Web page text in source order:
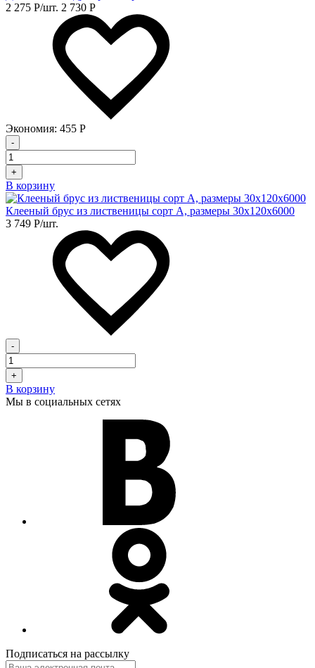
2 275 Р/шт. 2 730 Р
Экономия: 455 Р
-
+
В корзину
Клееный брус из лиственицы сорт А, размеры 30х120х6000
3 749 Р/шт.
-
+
В корзину
Мы в социальных сетях
Подписаться на рассылку